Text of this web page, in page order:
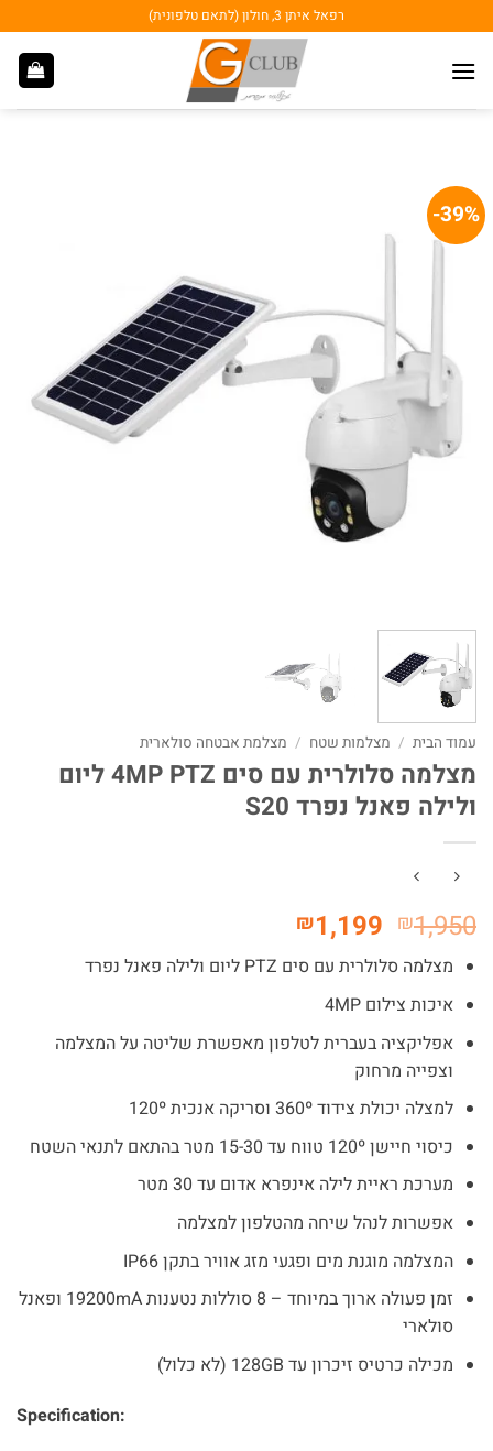
to
content
רפאל איתן 3, חולון (לתאם טלפונית)
39%-
עמוד הבית / מצלמות שטח / מצלמת אבטחה סולארית
מצלמה סלולרית עם סים 4MP PTZ ליום
ולילה פאנל נפרד S20
₪1,950 המחיר
המקורי
היה:
₪1,950.
₪1,199
הנוכחי
הוא:מצלמה סלולרית עם סים PTZ ליום ולילה פאנל נפרד
איכות צילום 4MP
אפליקציה בעברית לטלפון מאפשרת שליטה על המצלמה
וצפייה מרחוק
למצלה יכולת צידוד 360º וסריקה אנכית 120º
כיסוי חיישן 120º טווח עד 15-30 מטר בהתאם לתנאי השטח
מערכת ראיית לילה אינפרא אדום עד 30 מטר
אפשרות לנהל שיחה מהטלפון למצלמה
המצלמה מוגנת מים ופגעי מזג אוויר בתקן IP66
זמן פעולה ארוך במיוחד – 8 סוללות נטענות 19200mA ופאנל
סולארי
מכילה כרטיס זיכרון עד 128GB (לא כלול)
Specification: